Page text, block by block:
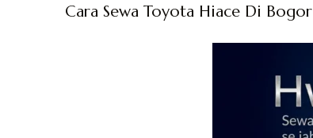
Cara Sewa Toyota Hiace Di Bogor